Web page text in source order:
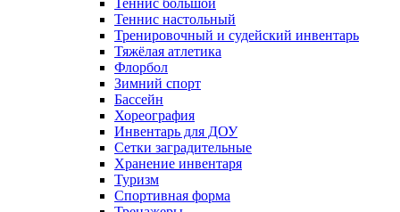
Теннис большой
Теннис настольный
Тренировочный и судейский инвентарь
Тяжёлая атлетика
Флорбол
Зимний спорт
Бассейн
Хореография
Инвентарь для ДОУ
Сетки заградительные
Хранение инвентаря
Туризм
Спортивная форма